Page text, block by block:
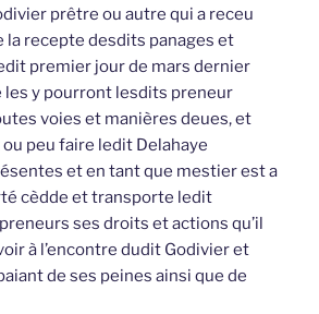
prêtre ou autre qui a receu
la recepte desdits panages et
premier jour de mars dernier
les y pourront lesdits preneur
voies et manières deues, et
peu faire ledit Delahaye
et en tant que mestier est a
cèdde et transporte ledit
ses droits et actions qu’il
à l’encontre dudit Godivier et
de ses peines ainsi que de